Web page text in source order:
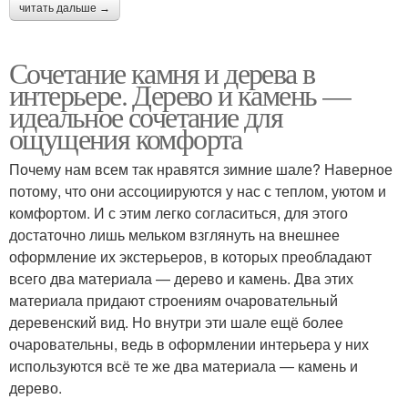
читать дальше →
Сочетание камня и дерева в
интерьере. Дерево и камень —
идеальное сочетание для
ощущения комфорта
Почему нам всем так нравятся зимние шале? Наверное
потому, что они ассоциируются у нас с теплом, уютом и
комфортом. И с этим легко согласиться, для этого
достаточно лишь мельком взглянуть на внешнее
оформление их экстерьеров, в которых преобладают
всего два материала — дерево и камень. Два этих
материала придают строениям очаровательный
деревенский вид. Но внутри эти шале ещё более
очаровательны, ведь в оформлении интерьера у них
используются всё те же два материала — камень и
дерево.